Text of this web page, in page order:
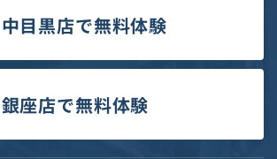
中目黒店で無料体験
銀座店で無料体験